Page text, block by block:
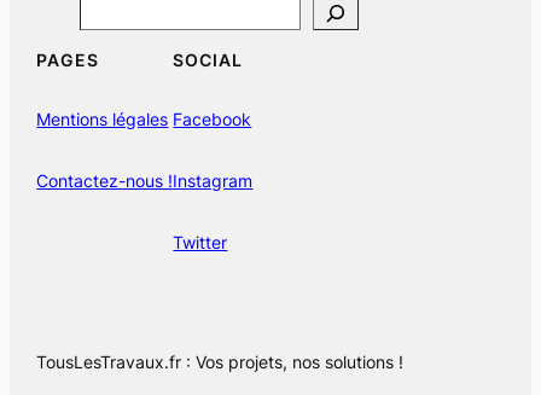
PAGES
Mentions légales
Contactez-nous !
SOCIAL
Facebook
Instagram
Twitter
TousLesTravaux.fr : Vos projets, nos solutions !